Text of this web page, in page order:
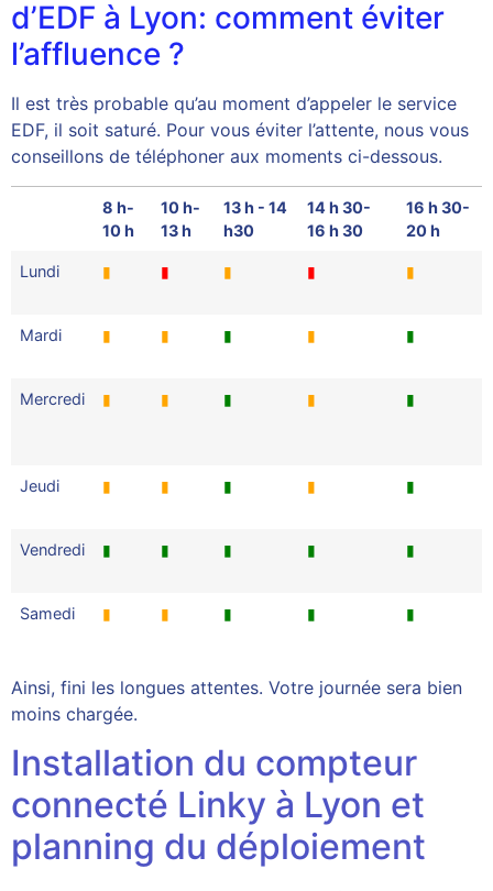
d’EDF à Lyon: comment éviter
l’affluence ?
Il est très probable qu’au moment d’appeler le service
EDF, il soit saturé. Pour vous éviter l’attente, nous vous
conseillons de téléphoner aux moments ci-dessous.
8 h-
10 h
10 h-
13 h
13 h - 14
h30
14 h 30-
16 h 30
16 h 30-
20 h
Lundi ▮ ▮ ▮ ▮ ▮
Mardi ▮ ▮ ▮ ▮ ▮
Mercredi ▮ ▮ ▮ ▮ ▮
Jeudi ▮ ▮ ▮ ▮ ▮
Vendredi ▮ ▮ ▮ ▮ ▮
Samedi ▮ ▮ ▮ ▮ ▮
Ainsi, fini les longues attentes. Votre journée sera bien
moins chargée.
Installation du compteur
connecté Linky à Lyon et
planning du déploiement